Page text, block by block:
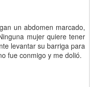
un abdomen marcado,
mujer quiere tener
levantar su barriga para
fue conmigo y me dolió.